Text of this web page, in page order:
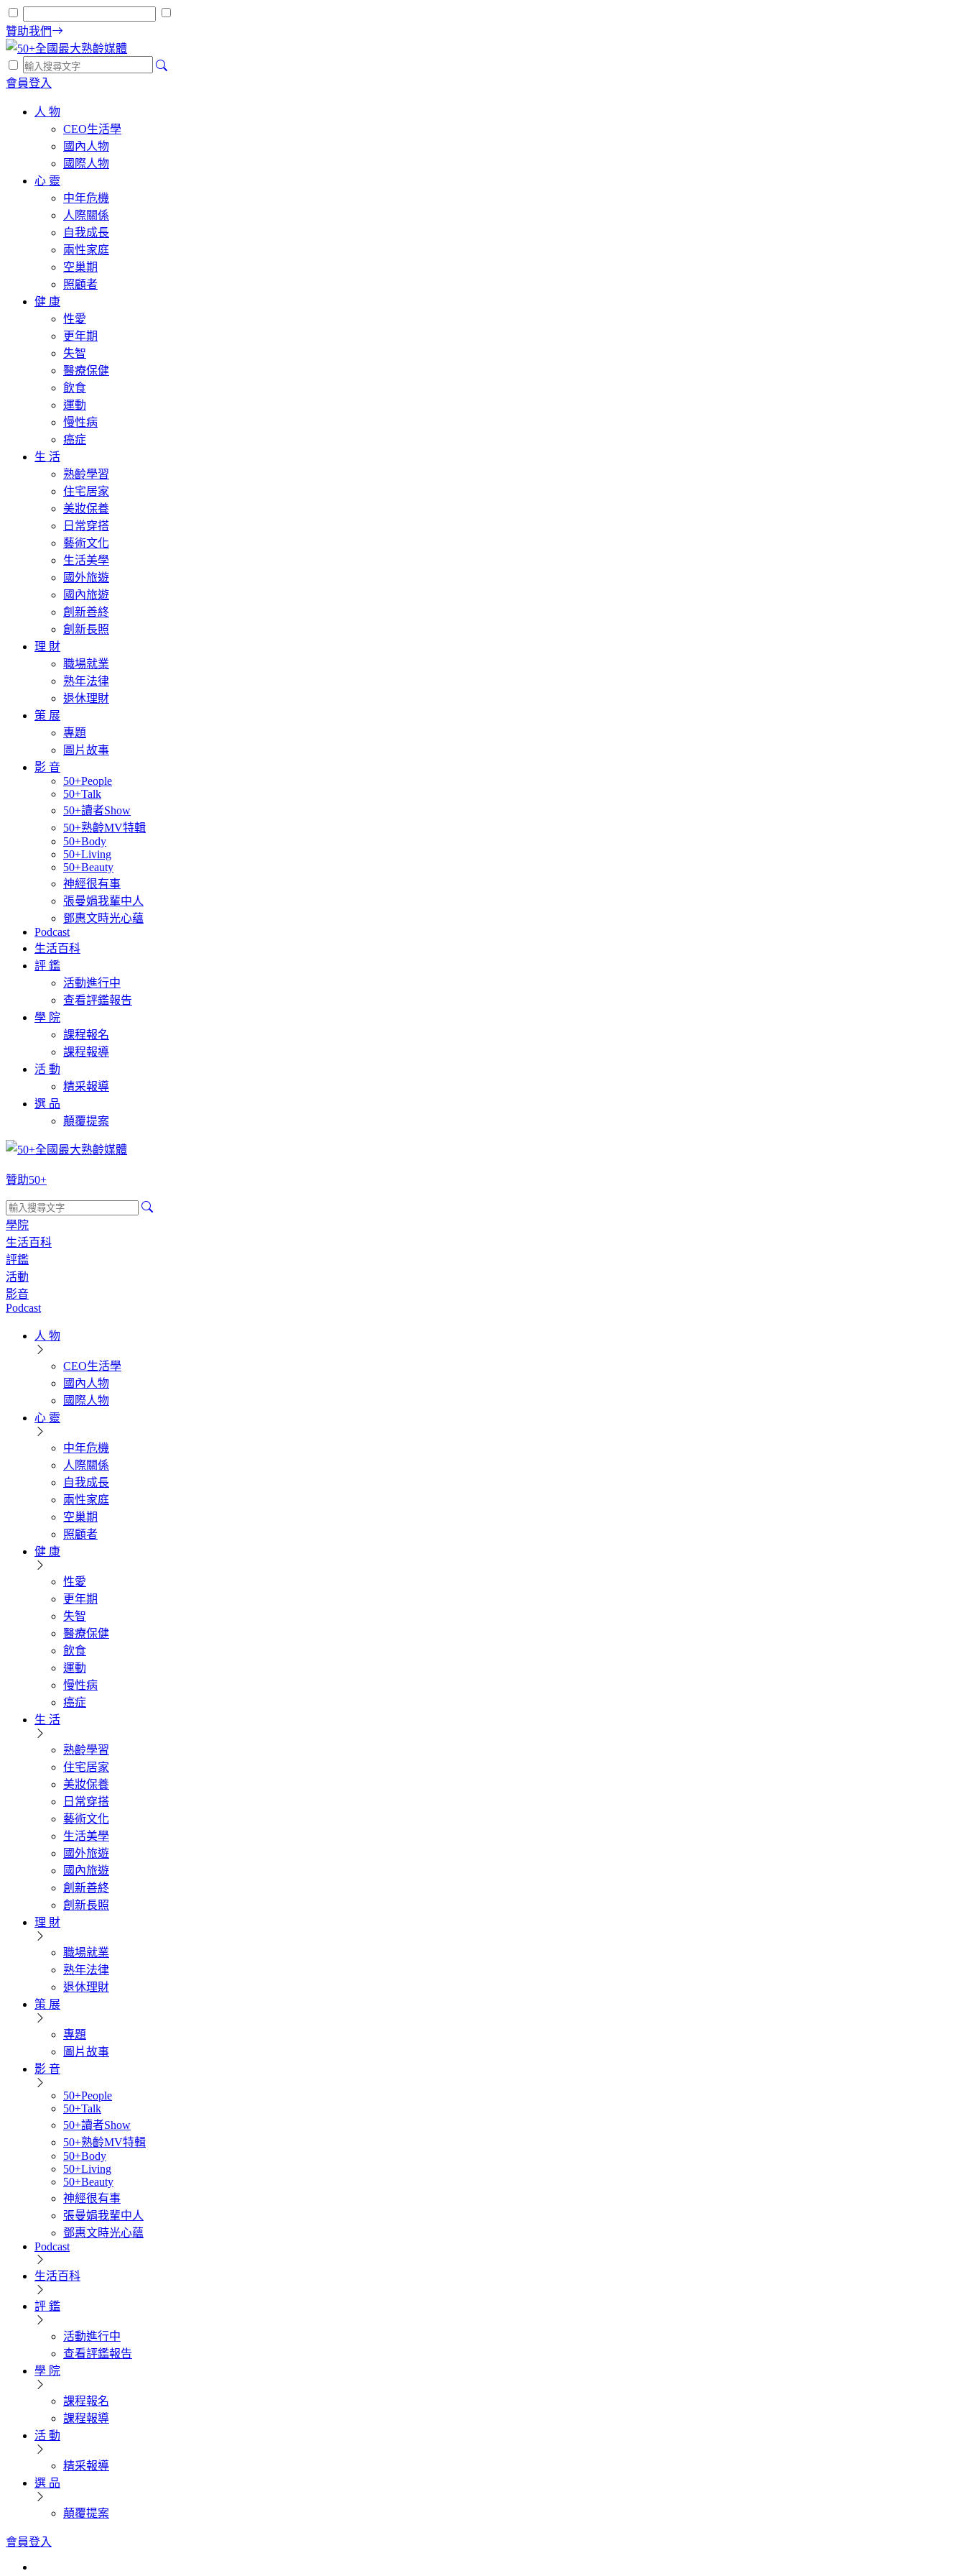
贊助我們
會員登入
人 物
CEO生活學
國內人物
國際人物
心 靈
中年危機
人際關係
自我成長
兩性家庭
空巢期
照顧者
健 康
性愛
更年期
失智
醫療保健
飲食
運動
慢性病
癌症
生 活
熟齡學習
住宅居家
美妝保養
日常穿搭
藝術文化
生活美學
國外旅遊
國內旅遊
創新善終
創新長照
理 財
職場就業
熟年法律
退休理財
策 展
專題
圖片故事
影 音
50+People
50+Talk
50+讀者Show
50+熟齡MV特輯
50+Body
50+Living
50+Beauty
神經很有事
張曼娟我輩中人
鄧惠文時光心蘊
Podcast
生活百科
評 鑑
活動進行中
查看評鑑報告
學 院
課程報名
課程報導
活 動
精采報導
選 品
顛覆提案
贊助50+
學院
生活百科
評鑑
活動
影音
Podcast
人 物
CEO生活學
國內人物
國際人物
心 靈
中年危機
人際關係
自我成長
兩性家庭
空巢期
照顧者
健 康
性愛
更年期
失智
醫療保健
飲食
運動
慢性病
癌症
生 活
熟齡學習
住宅居家
美妝保養
日常穿搭
藝術文化
生活美學
國外旅遊
國內旅遊
創新善終
創新長照
理 財
職場就業
熟年法律
退休理財
策 展
專題
圖片故事
影 音
50+People
50+Talk
50+讀者Show
50+熟齡MV特輯
50+Body
50+Living
50+Beauty
神經很有事
張曼娟我輩中人
鄧惠文時光心蘊
Podcast
生活百科
評 鑑
活動進行中
查看評鑑報告
學 院
課程報名
課程報導
活 動
精采報導
選 品
顛覆提案
會員登入